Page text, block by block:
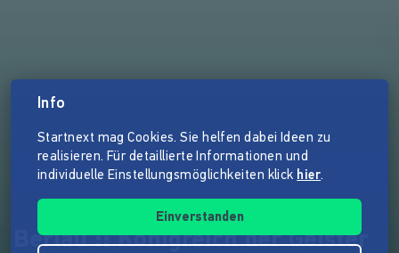
Berlau :: Königreich der Geister
Info
Startnext mag Cookies. Sie helfen dabei Ideen zu
realisieren. Für detaillierte Informationen und
individuelle Einstellungsmöglichkeiten klick hier.
Einverstanden